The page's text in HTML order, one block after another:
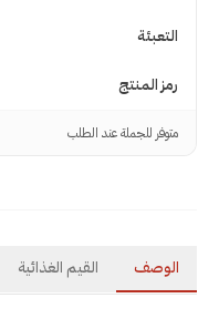
التعبئة
رمز المنتج
متوفر للجملة عند الطلب
الوصف القيم الغذائية